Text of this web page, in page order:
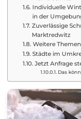
Individuelle
in der
Zuverlässige
Marktredwitz
Weitere
Städte im
Jetzt Anfrage
Das